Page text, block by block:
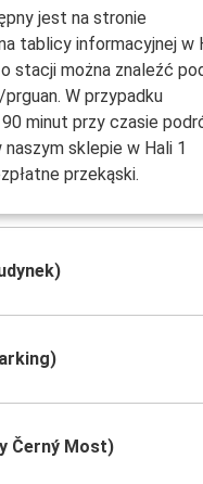
jest na stronie
tablicy informacyjnej w
stacji można znaleźć
W przypadku
minut przy czasie
sklepie w Hali 1
przekąski.
Černý Most)